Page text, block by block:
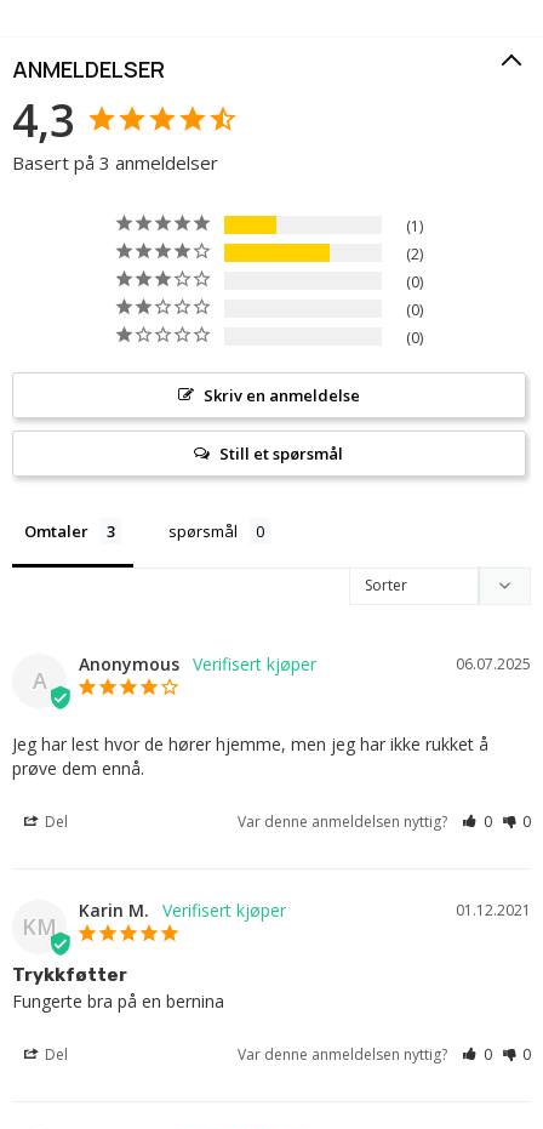
ANMELDELSER
4,3
Basert på 3 anmeldelser
1
2
0
0
0
Skriv en anmeldelse
Still et spørsmål
Omtaler spørsmål
A
06.07.2025
Anonymous
Jeg har lest hvor de hører hjemme, men jeg har ikke rukket å
prøve dem ennå.
Del Var denne anmeldelsen nyttig? 0 0
KM
01.12.2021
Karin M.
Trykkføtter
Fungerte bra på en bernina
Del Var denne anmeldelsen nyttig? 0 0